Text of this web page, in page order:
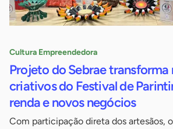
Cultura Empreendedora
Projeto do Sebrae transforma
criativos do Festival de
renda e novos negócios
Com participação direta dos artesãos,